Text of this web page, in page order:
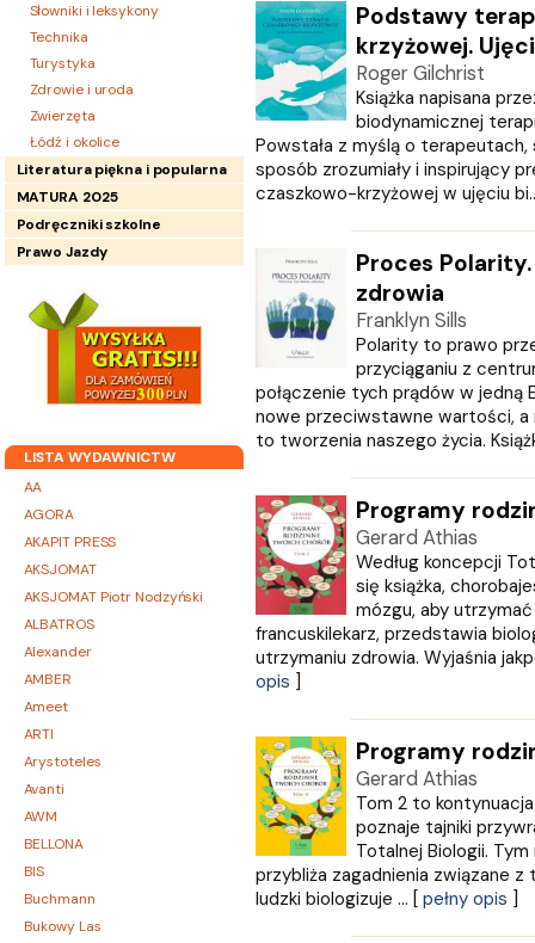
Słowniki i leksykony
Technika
Turystyka
Zdrowie i uroda
Zwierzęta
Łódź i okolice
Literatura piękna i popularna
MATURA 2025
Podręczniki szkolne
Prawo Jazdy
LISTA WYDAWNICTW
AA
AGORA
AKAPIT PRESS
AKSJOMAT
AKSJOMAT Piotr Nodzyński
ALBATROS
Alexander
AMBER
Ameet
ARTI
Arystoteles
Avanti
AWM
BELLONA
BIS
Buchmann
Bukowy Las
Podstawy
krzyżowej.
Roger Gilchrist
Książka napisana
biodynamicznej
Powstała z myślą o
sposób zrozumiały i inspirujący
czaszkowo-krzyżowej w ujęciu
Proces
zdrowia
Franklyn Sills
Polarity to prawo
przyciąganiu z
połączenie tych prądów w jedną
nowe przeciwstawne wartości,
to tworzenia naszego życia.
Programy
Gerard Athias
Według koncepcji
się książka,
mózgu, aby
francuskilekarz, przedstawia
utrzymaniu zdrowia. Wyjaśnia
opis ]
Programy
Gerard Athias
Tom 2 to
poznaje tajniki
Totalnej Biologii.
przybliża zagadnienia związane
ludzki biologizuje ... [ pełny opis ]